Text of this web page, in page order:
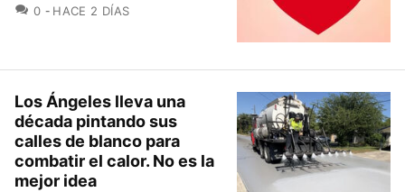
0 COMENTARIOS
HACE 2 DÍAS
Los Ángeles lleva una
década pintando sus
calles de blanco para
combatir el calor. No es la
mejor idea